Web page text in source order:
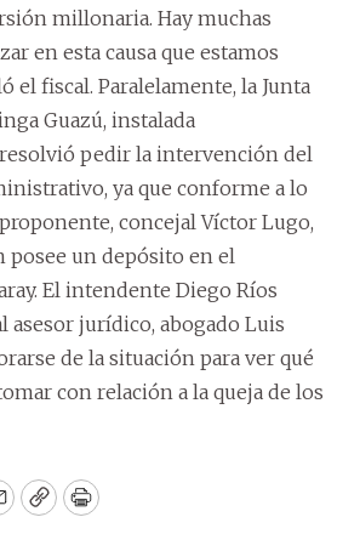
millonaria. Hay muchas
en esta causa que estamos
el fiscal. Paralelamente, la Junta
Guazú, instalada
pedir la intervención del
ya que conforme a lo
concejal Víctor Lugo,
posee un depósito en el
El intendente Diego Ríos
asesor jurídico, abogado Luis
de la situación para ver qué
con relación a la queja de los
CopyPrint